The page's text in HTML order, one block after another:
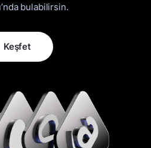
bulabilirsin.
Keşfet